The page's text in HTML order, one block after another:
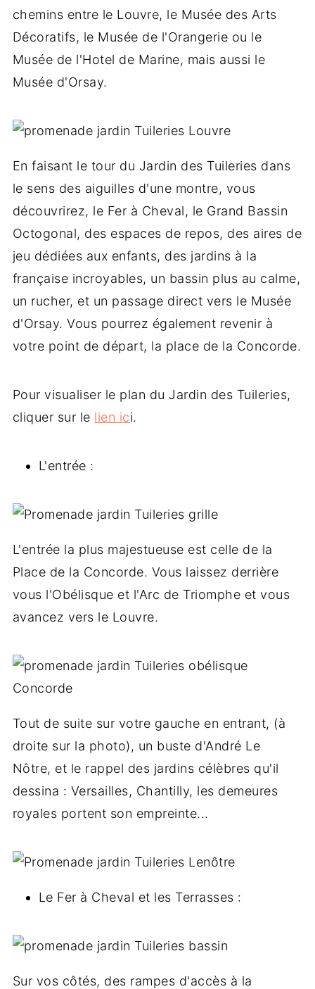
chemins entre le Louvre, le Musée des Arts
Décoratifs, le Musée de l'Orangerie ou le
Musée de l'Hotel de Marine, mais aussi le
Musée d'Orsay.
En faisant le tour du Jardin des Tuileries dans
le sens des aiguilles d'une montre, vous
découvrirez, le Fer à Cheval, le Grand Bassin
Octogonal, des espaces de repos, des aires de
jeu dédiées aux enfants, des jardins à la
française incroyables, un bassin plus au calme,
un rucher, et un passage direct vers le Musée
d'Orsay. Vous pourrez également revenir à
votre point de départ, la place de la Concorde.
Pour visualiser le plan du Jardin des Tuileries,
cliquer sur le lien ici.
L'entrée :
L'entrée la plus majestueuse est celle de la
Place de la Concorde. Vous laissez derrière
vous l'Obélisque et l'Arc de Triomphe et vous
avancez vers le Louvre.
Tout de suite sur votre gauche en entrant, (à
droite sur la photo), un buste d'André Le
Nôtre, et le rappel des jardins célèbres qu'il
dessina : Versailles, Chantilly, les demeures
royales portent son empreinte...
Le Fer à Cheval et les Terrasses :
Sur vos côtés, des rampes d'accès à la